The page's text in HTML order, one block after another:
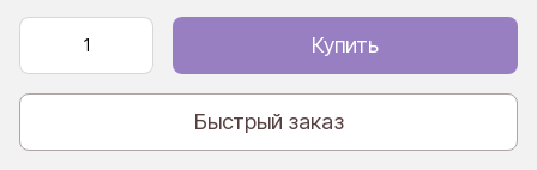
Купить
Быстрый заказ